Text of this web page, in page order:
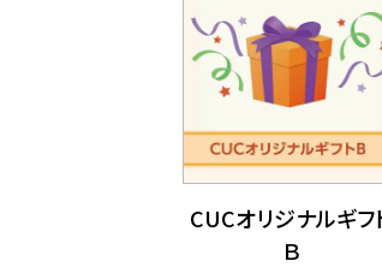
CUCオリジナルギフ
Ｂ